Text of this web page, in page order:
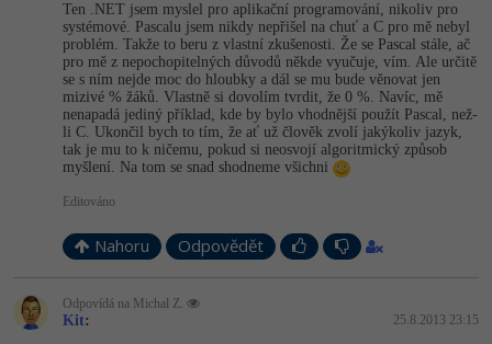
Ten .NET jsem myslel pro aplikační programování, nikoliv pro
systémové. Pascalu jsem nikdy nepřišel na chuť a C pro mě nebyl
problém. Takže to beru z vlastní zkušenosti. Že se Pascal stále, ač
pro mě z nepochopitelných důvodů někde vyučuje, vím. Ale určitě
se s ním nejde moc do hloubky a dál se mu bude věnovat jen
mizivé % žáků. Vlastně si dovolím tvrdit, že 0 %. Navíc, mě
nenapadá jediný příklad, kde by bylo vhodnější použít Pascal, než-
li C. Ukončil bych to tím, že ať už člověk zvolí jakýkoliv jazyk,
tak je mu to k ničemu, pokud si neosvojí algoritmický způsob
myšlení. Na tom se snad shodneme všichni
Editováno
Nahoru Odpovědět
Odpovídá na Michal Z.
Kit: 25.8.2013 23:15